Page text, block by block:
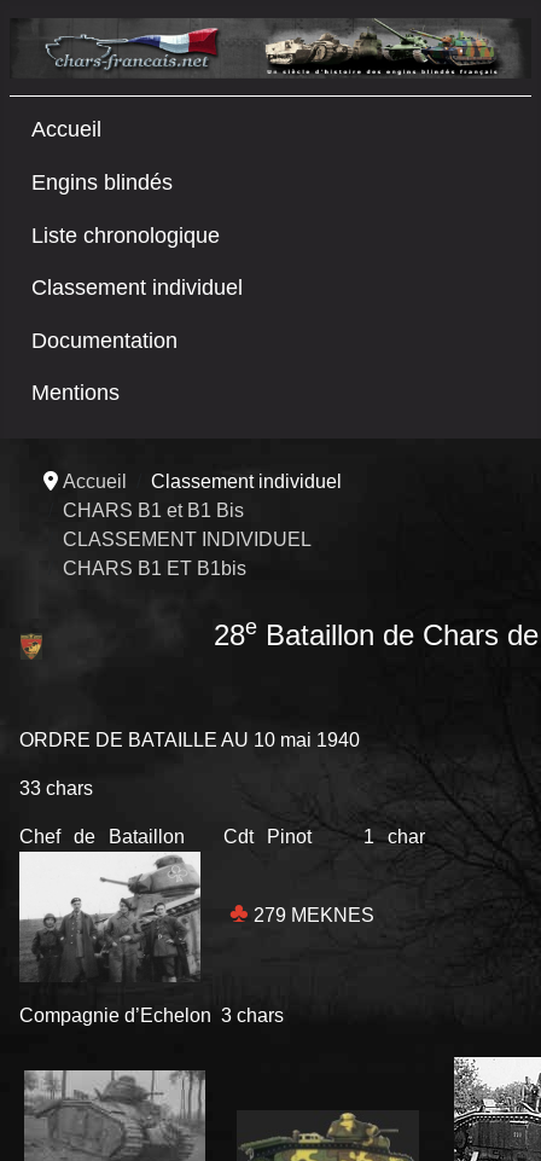
Accueil
Engins blindés
Liste chronologique
Classement individuel
Documentation
Mentions
Accueil
Classement individuel
CHARS B1 et B1 Bis
CLASSEMENT INDIVIDUEL
CHARS B1 ET B1bis
28e Bataillon de Chars
ORDRE DE BATAILLE AU 10 mai 1940
33 chars
Chef de Bataillon Cdt Pinot 1 char
♣ 279 MEKNES
Compagnie d’Echelon 3 chars